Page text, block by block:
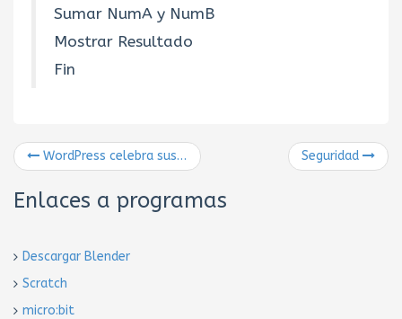
Sumar NumA y NumB
Mostrar Resultado
Fin
WordPress celebra sus 10AÑOS Seguridad
Enlaces a programas
Descargar Blender
Scratch
micro:bit